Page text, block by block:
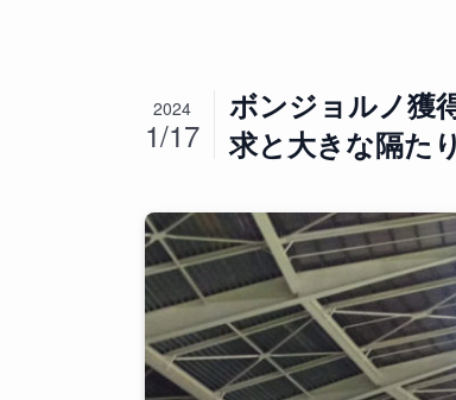
ボンジョルノ獲
求と大きな隔たり
2024
1/17